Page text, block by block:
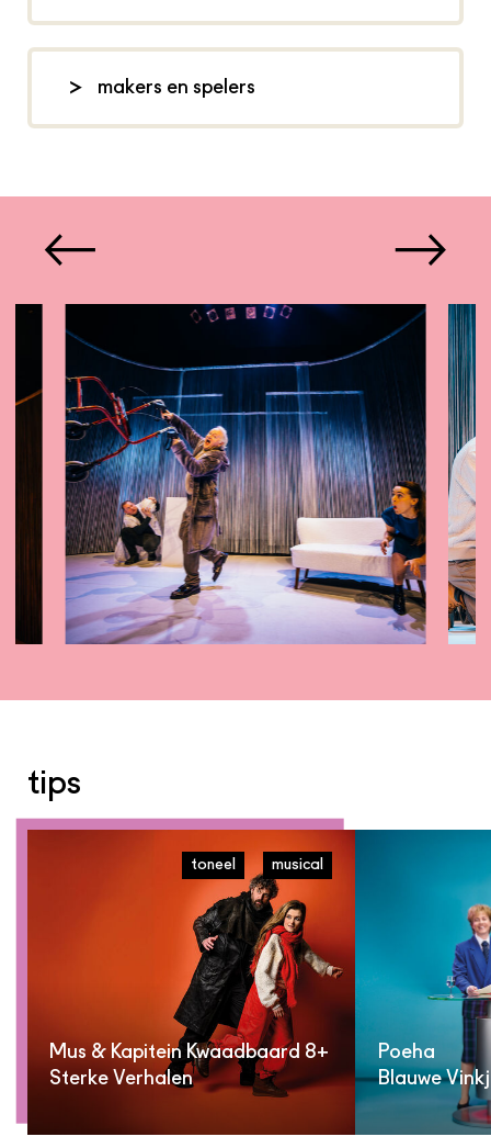
genieten van een heerlijke high tea.
Naast (onbeperkt) thee serveren we
tea kunnen we helaas niet
noten aanbieden.
Voor de high tea moet je een apart
kaartje kopen: € 28,50 voor
volwassenen en € 11 voor kinderen
t/m 12 jaar (maximaal 2 kinderen per
betalende volwassene).
makers en spelers
spel: Laus Steenbeeke, Danny
Gruijl e.a., foto's: Set Vexy,
tips
Mus & Kapitein Kwaadbaard 8+
toneel musical
Sterke Verhalen
Poeha
Blauwe